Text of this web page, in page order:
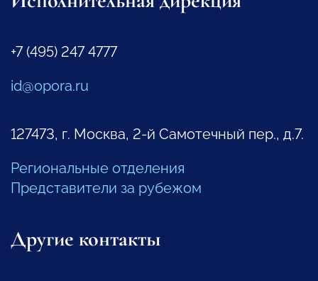
+7 (495) 247 4777
id@opora.ru
127473, г. Москва, 2-й Самотечный пер., д.7.
Региональные отделения
Представители за рубежом
Другие контакты